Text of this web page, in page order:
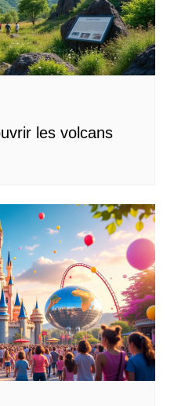
les volcans